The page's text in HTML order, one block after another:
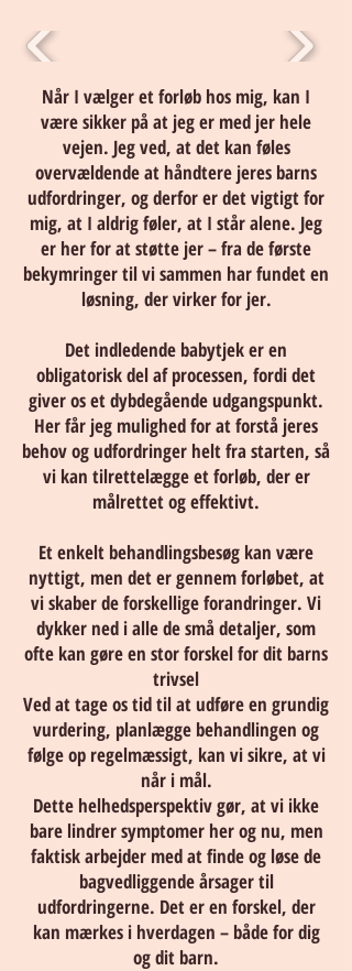
Når I vælger et forløb hos mig, kan I
være sikker på at jeg er med jer hele
vejen. Jeg ved, at det kan føles
overvældende at håndtere jeres barns
udfordringer, og derfor er det vigtigt for
mig, at I aldrig føler, at I står alene. Jeg
er her for at støtte jer – fra de første
bekymringer til vi sammen har fundet en
løsning, der virker for jer.
Det indledende babytjek er en
obligatorisk del af processen, fordi det
giver os et dybdegående udgangspunkt.
Her får jeg mulighed for at forstå jeres
behov og udfordringer helt fra starten, så
vi kan tilrettelægge et forløb, der er
målrettet og effektivt.
Et enkelt behandlingsbesøg kan være
nyttigt, men det er gennem forløbet, at
vi skaber de forskellige forandringer. Vi
dykker ned i alle de små detaljer, som
ofte kan gøre en stor forskel for dit barns
trivsel
Ved at tage os tid til at udføre en grundig
vurdering, planlægge behandlingen og
følge op regelmæssigt, kan vi sikre, at vi
når i mål.
Dette helhedsperspektiv gør, at vi ikke
bare lindrer symptomer her og nu, men
faktisk arbejder med at finde og løse de
bagvedliggende årsager til
udfordringerne. Det er en forskel, der
kan mærkes i hverdagen – både for dig
og dit barn.